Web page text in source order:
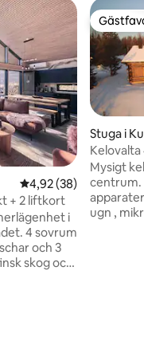
4,92 av 5 i
4,92 (38)
+ 2 liftkort
i
4 sovrum
och 3
Stuga i
Kelovalta
Mysigt
centrum.
ugn ,